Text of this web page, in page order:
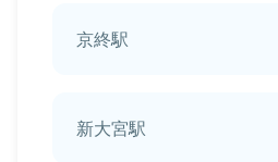
京終駅
新大宮駅